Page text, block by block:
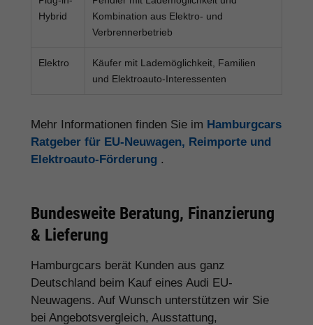
Hybrid
Kombination aus Elektro- und
Verbrennerbetrieb
Elektro
Käufer mit Lademöglichkeit, Familien
und Elektroauto-Interessenten
Mehr Informationen finden Sie im Hamburgcars
Ratgeber für EU-Neuwagen, Reimporte und
Elektroauto-Förderung .
Bundesweite Beratung, Finanzierung
& Lieferung
Hamburgcars berät Kunden aus ganz
Deutschland beim Kauf eines Audi EU-
Neuwagens. Auf Wunsch unterstützen wir Sie
bei Angebotsvergleich, Ausstattung,